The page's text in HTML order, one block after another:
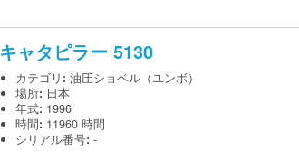
キャタピラー 5130
カテゴリ : 油圧ショベル（ユンボ）
場所: 日本
年式: 1996
時間: 11960 時間
シリアル番号: -